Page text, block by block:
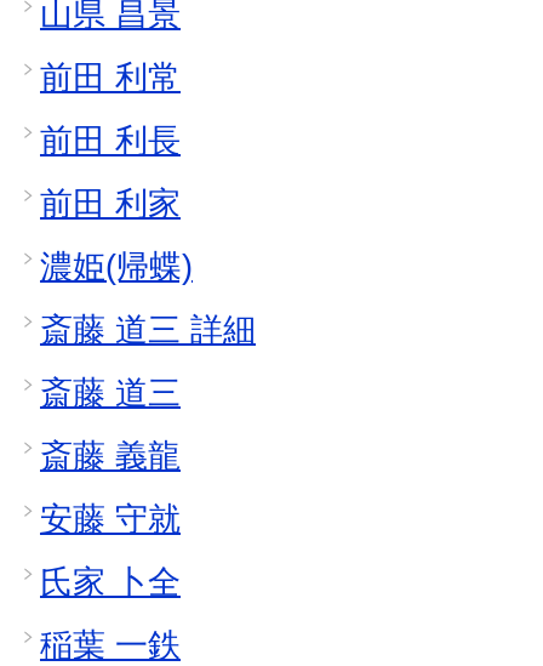
山県 昌景
前田 利常
前田 利長
前田 利家
濃姫(帰蝶)
斎藤 道三 詳細
斎藤 道三
斎藤 義龍
安藤 守就
氏家 卜全
稲葉 一鉄